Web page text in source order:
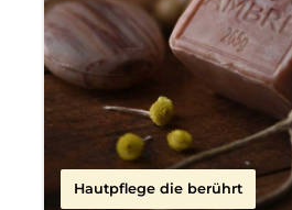
Hautpflege die berührt